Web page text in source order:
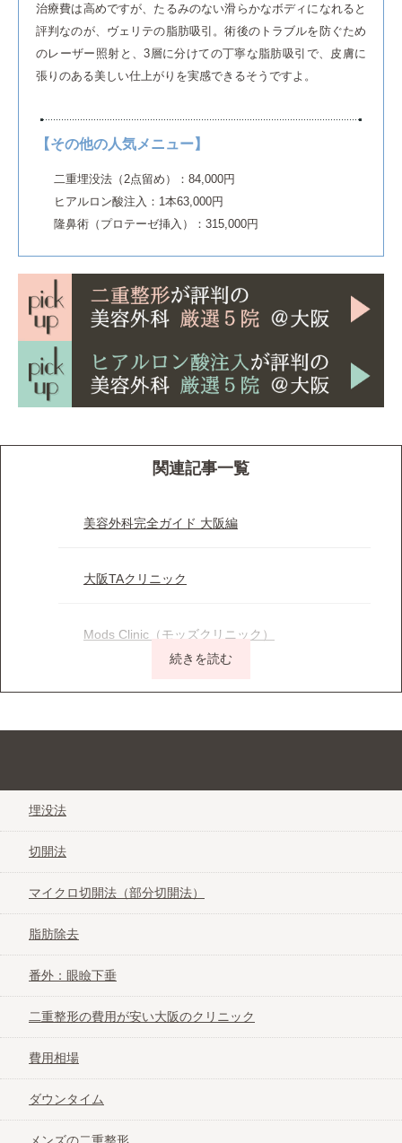
治療費は高めですが、たるみのない滑らかなボディになれると
評判なのが、ヴェリテの脂肪吸引。術後のトラブルを防ぐため
のレーザー照射と、3層に分けての丁寧な脂肪吸引で、皮膚に
張りのある美しい仕上がりを実感できるそうですよ。
【その他の人気メニュー】
二重埋没法（2点留め）：84,000円
ヒアルロン酸注入：1本63,000円
隆鼻術（プロテーゼ挿入）：315,000円
関連記事一覧
美容外科完全ガイド 大阪編
大阪TAクリニック
Mods Clinic（モッズクリニック）
ウェルネスビューティクリニック 大阪院
ヴェリテクリニック
うまみ美容クリニック
大阪雅美容外科
大塚美容形成外科
ガーデンクリニック
埋没法
切開法
マイクロ切開法（部分切開法）
脂肪除去
番外：眼瞼下垂
二重整形の費用が安い大阪のクリニック
費用相場
ダウンタイム
メンズの二重整形